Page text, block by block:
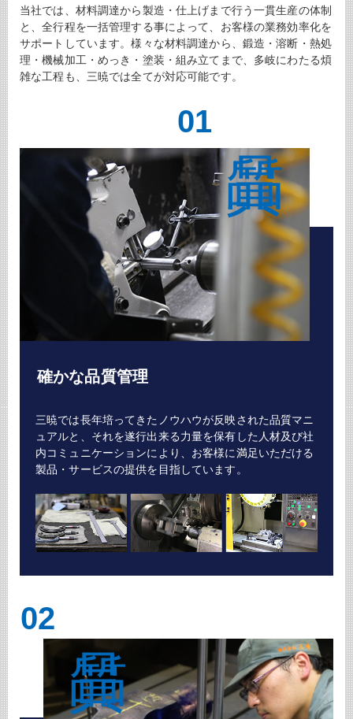
当社では、材料調達から製造・仕上げまで行う一貫生産の体制
と、全行程を一括管理する事によって、お客様の業務効率化を
サポートしています。様々な材料調達から、鍛造・溶断・熱処
理・機械加工・めっき・塗装・組み立てまで、多岐にわたる煩
雑な工程も、三暁では全てが対応可能です。
01
確かな品質管理
三暁では長年培ってきたノウハウが反映された品質マニ
ュアルと、それを遂行出来る力量を保有した人材及び社
内コミュニケーションにより、お客様に満足いただける
製品・サービスの提供を目指しています。
02